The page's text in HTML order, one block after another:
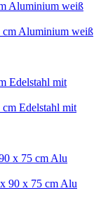
cm Aluminium weiß
Edelstahl mit
90 x 75 cm Alu